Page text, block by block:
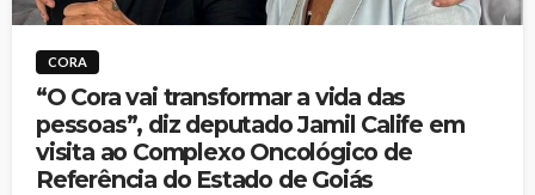
CORA
“O Cora vai transformar a vida das
pessoas”, diz deputado Jamil Calife em
visita ao Complexo Oncológico de
Referência do Estado de Goiás